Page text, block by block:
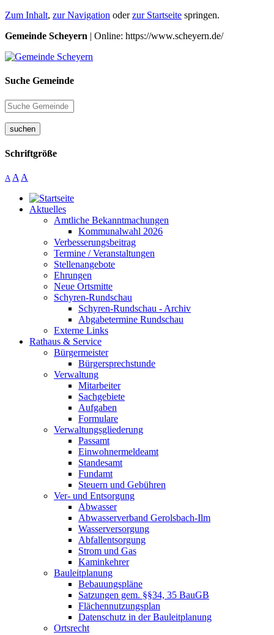
Zum Inhalt, zur Navigation oderzur Startseite springen.
Gemeinde Scheyern | Online: https://www.scheyern.de/
Suche Gemeinde
suchen
Schriftgröße
A A A
Aktuelles
Amtliche Bekanntmachungen
Kommunalwahl 2026
Verbesserungsbeitrag
Termine / Veranstaltungen
Stellenangebote
Ehrungen
Neue Ortsmitte
Schyren-Rundschau
Schyren-Rundschau - Archiv
Abgabetermine Rundschau
Externe Links
Rathaus & Service
Bürgermeister
Bürgersprechstunde
Verwaltung
Mitarbeiter
Sachgebiete
Aufgaben
Formulare
Verwaltungsgliederung
Passamt
Einwohnermeldeamt
Standesamt
Fundamt
Steuern und Gebühren
Ver- und Entsorgung
Abwasser
Abwasserverband Gerolsbach-Ilm
Wasserversorgung
Abfallentsorgung
Strom und Gas
Kaminkehrer
Bauleitplanung
Bebauungspläne
Satzungen gem. §§34, 35 BauGB
Flächennutzungsplan
Datenschutz in der Bauleitplanung
Ortsrecht